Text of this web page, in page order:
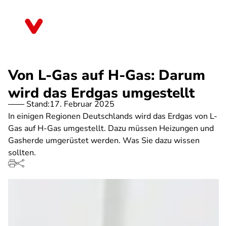
Von L-Gas auf H-Gas: Darum
wird das Erdgas umgestellt
Stand:17. Februar 2025
In einigen Regionen Deutschlands wird das Erdgas von L-
Gas auf H-Gas umgestellt. Dazu müssen Heizungen und
Gasherde umgerüstet werden. Was Sie dazu wissen
sollten.